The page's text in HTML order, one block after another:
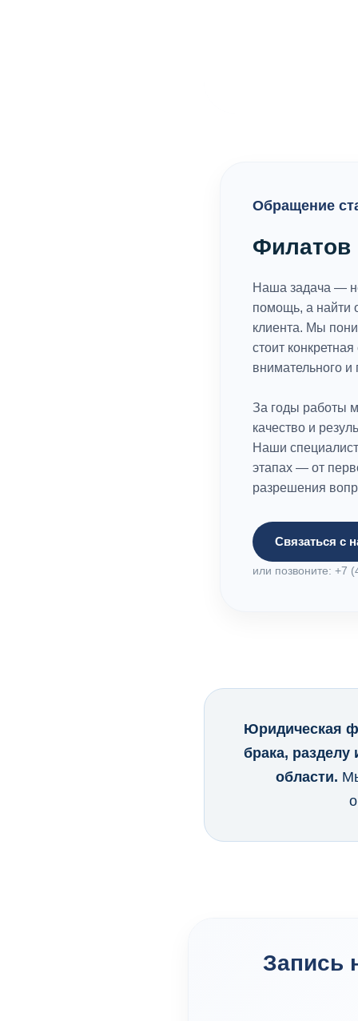
Обращение
Филатов
Наша задача —
помощь, а найти
клиента. Мы
стоит
внимательного
За годы работы
качество и
Наши
этапах — от
разрешения
Связаться с
или позвоните: +7
Юридическая
брака,
области.
Запись